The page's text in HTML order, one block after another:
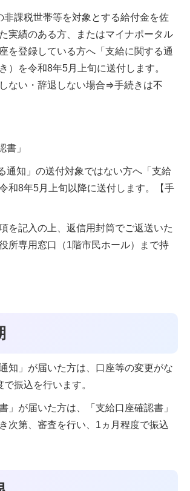
非課税世帯等を対象とする給付金を佐
実績のある方、またはマイナポータル
を登録している方へ「支給に関する通
）を令和8年5月上旬に送付します。
しない・辞退しない場合⇒手続きは不
書」
通知」の送付対象ではない方へ「支給
和8年5月上旬以降に送付します。【手
を記入の上、返信用封筒でご返送いた
所専用窓口（1階市民ホール）まで持
知」が届いた方は、口座等の変更がな
振込を行います。
」が届いた方は、「支給口座確認書」
次第、審査を行い、1ヵ月程度で振込